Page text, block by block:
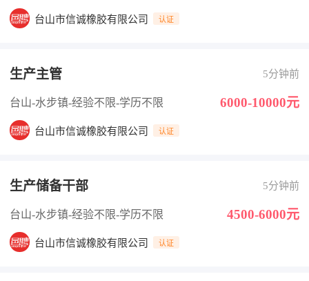
台山市信诚橡胶有限公司 认证
生产主管 5分钟前
台山-水步镇-经验不限-学历不限 6000-10000元
台山市信诚橡胶有限公司 认证
生产储备干部 5分钟前
台山-水步镇-经验不限-学历不限 4500-6000元
台山市信诚橡胶有限公司 认证